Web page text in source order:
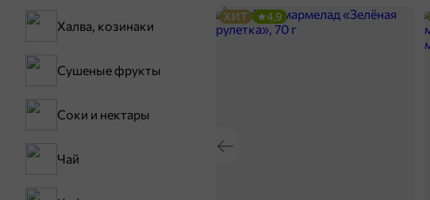
Халва, козинаки
Сушеные фрукты
Соки и нектары
Чай
ХИТ 4,9